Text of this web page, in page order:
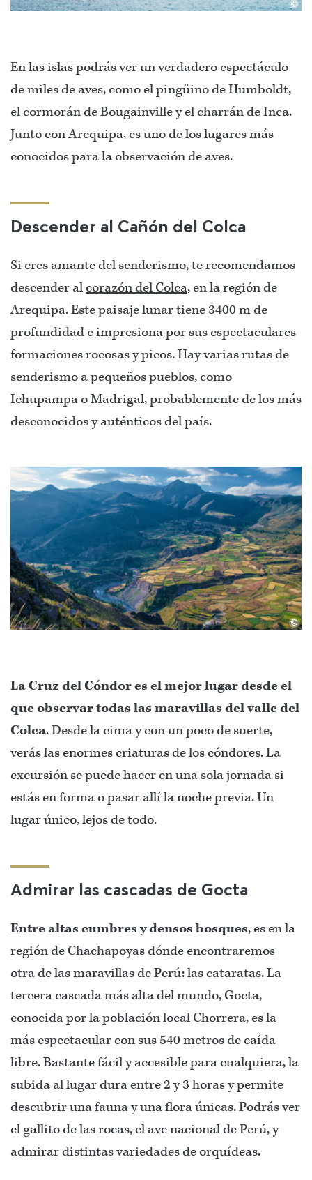
©
En las islas podrás ver un verdadero espectáculo
de miles de aves, como el pingüino de Humboldt,
el cormorán de Bougainville y el charrán de Inca.
Junto con Arequipa, es uno de los lugares más
conocidos para la observación de aves.
Descender al Cañón del Colca
Si eres amante del senderismo, te recomendamos
descender alcorazón del Colca,en la región de
Arequipa. Este paisaje lunar tiene 3400 m de
profundidad e impresiona por sus espectaculares
formaciones rocosas y picos. Hay varias rutas de
senderismo a pequeños pueblos, como
Ichupampa o Madrigal, probablemente de los más
desconocidos y auténticos del país.
©
La Cruz del Cóndor es el mejor lugar desde el
que observar todas las maravillas del valle del
Colca. Desde la cima y con un poco de suerte,
verás las enormes criaturas de los cóndores. La
excursión se puede hacer en una sola jornada si
estás en forma o pasar allí la noche previa. Un
lugar único, lejos de todo.
Admirar las cascadas de Gocta
Entre altas cumbres y densos bosques, es en la
región de Chachapoyas dónde encontraremos
otra de las maravillas de Perú: las cataratas. La
tercera cascada más alta del mundo, Gocta,
conocida por la población local Chorrera, es la
más espectacular con sus 540 metros de caída
libre. Bastante fácil y accesible para cualquiera, la
subida al lugar dura entre 2 y 3 horas y permite
descubrir una fauna y una flora únicas. Podrás ver
el gallito de las rocas, el ave nacional de Perú, y
admirar distintas variedades de orquídeas.